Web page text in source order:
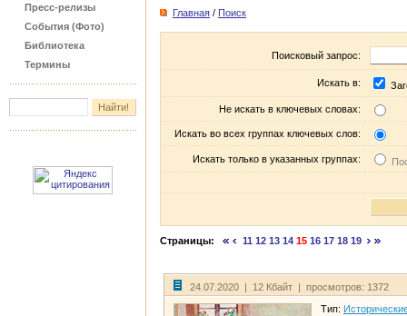
Пресс-релизы
События (Фото)
Библиотека
Термины
Главная / Поиск
Поисковый запрос:
Искать в:
Не искать в ключевых словах:
Искать во всех группах ключевых слов:
Искать только в указанных группах:
Страницы: 11 12 13 14 15 16 17 18 19
24.07.2020 | 12 Кбайт | просмотров: 1372
Тип: